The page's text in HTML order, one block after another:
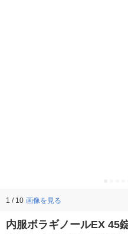
1 / 10 画像を見る
内服ボラギノールEX 45